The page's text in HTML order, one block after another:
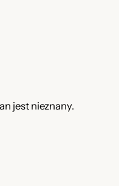
jest nieznany.